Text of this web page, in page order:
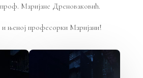
проф. Маријане Дреноваковић.
њеној професорки Маријани!